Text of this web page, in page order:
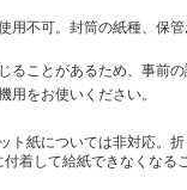
用不可。封筒の紙種、保
ることがあるため、事前
用をお使いください。
ト紙については非対応。
着して給紙できなくな